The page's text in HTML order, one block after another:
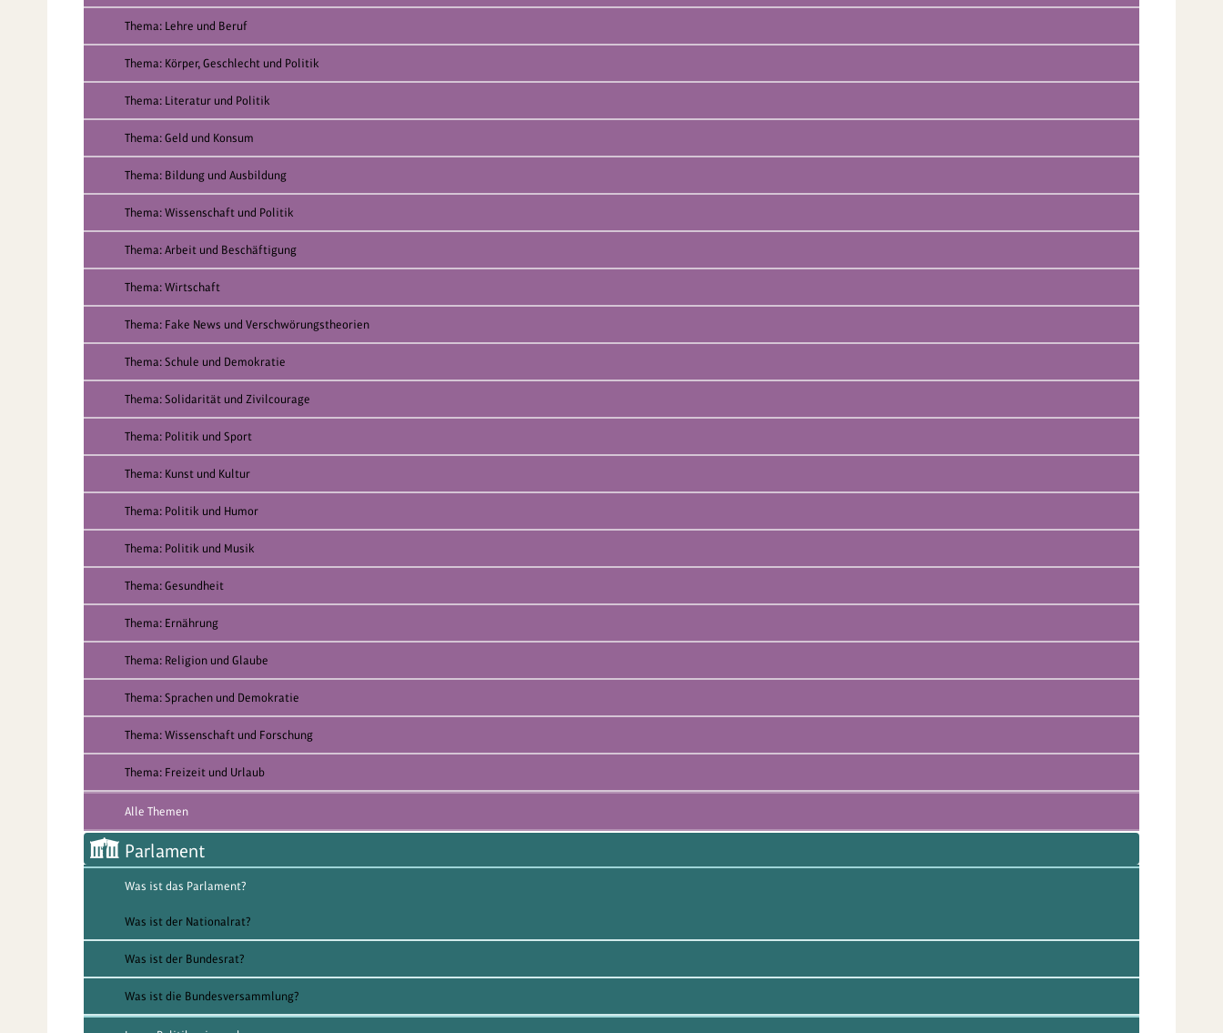
Thema: Lehre und Beruf
Thema: Körper, Geschlecht und Politik
Thema: Literatur und Politik
Thema: Geld und Konsum
Thema: Bildung und Ausbildung
Thema: Wissenschaft und Politik
Thema: Arbeit und Beschäftigung
Thema: Wirtschaft
Thema: Fake News und Verschwörungstheorien
Thema: Schule und Demokratie
Thema: Solidarität und Zivilcourage
Thema: Politik und Sport
Thema: Kunst und Kultur
Thema: Politik und Humor
Thema: Politik und Musik
Thema: Gesundheit
Thema: Ernährung
Thema: Religion und Glaube
Thema: Sprachen und Demokratie
Thema: Wissenschaft und Forschung
Thema: Freizeit und Urlaub
Alle Themen
Parlament
Was ist das Parlament?
Was ist der Nationalrat?
Was ist der Bundesrat?
Was ist die Bundesversammlung?